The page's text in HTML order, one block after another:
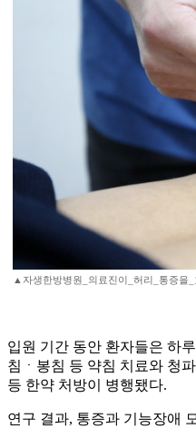
▲자생한방병원_의료진이_허리_통증을
입원 기간 동안 환자들은 하
침ㆍ봉침 등 약침 치료와 청
등 한약 처방이 병행됐다.
연구 결과, 통증과 기능장애